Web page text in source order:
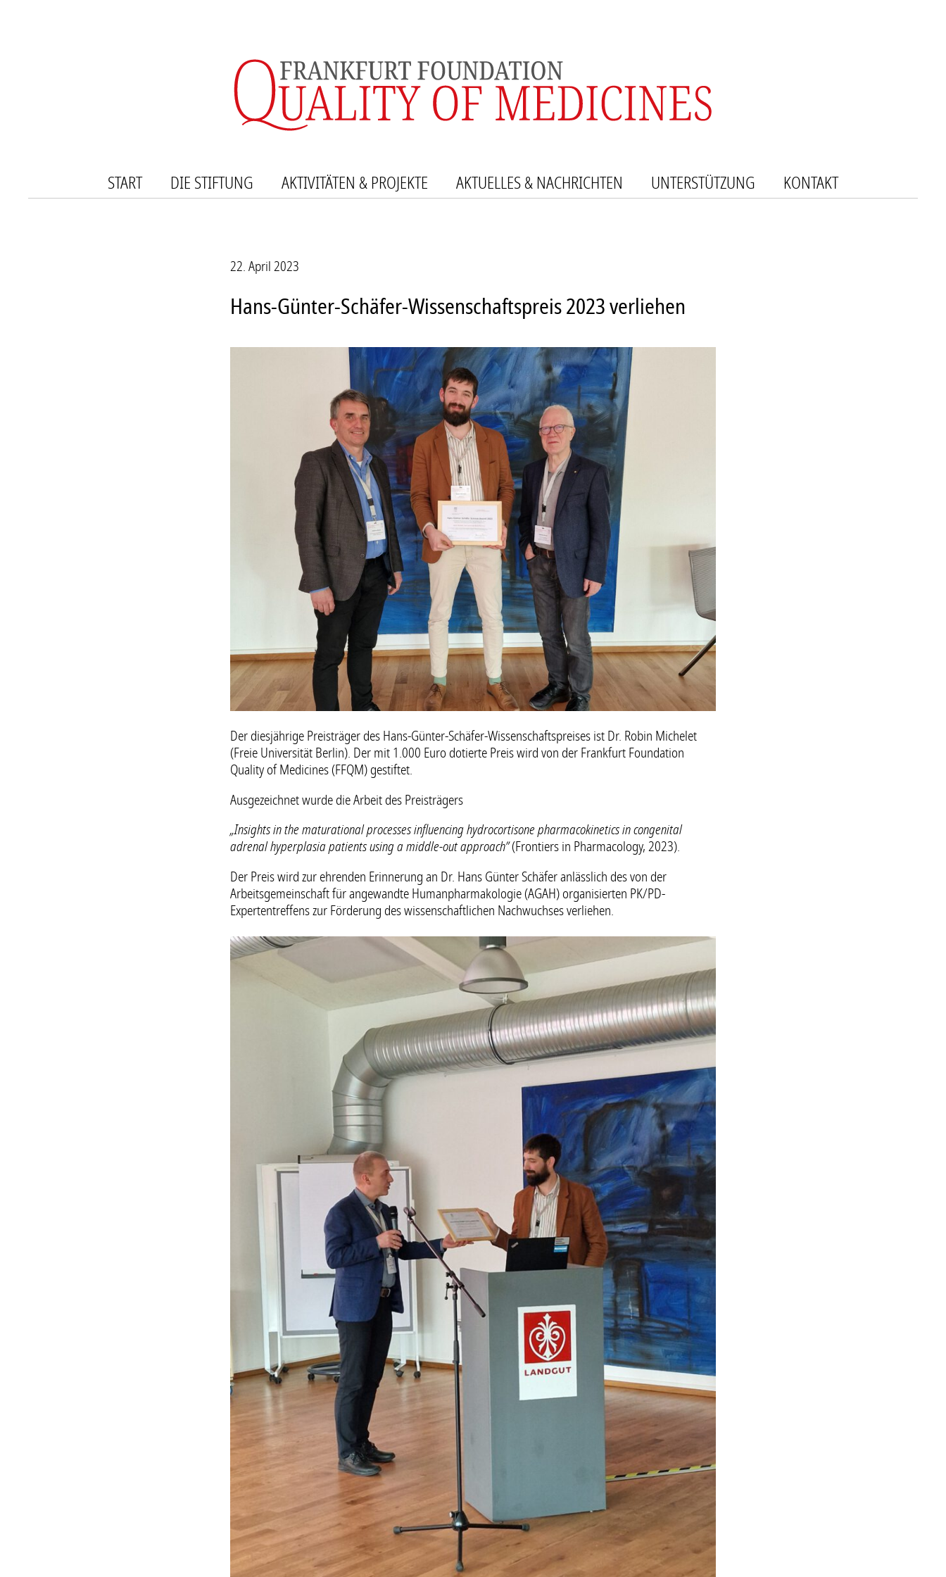
START
DIE STIFTUNG
WISSENSCHAFTLICHER BEIRAT
KOOPERATIONSPARTNER
AKTIVITÄTEN & PROJEKTE
VERANSTALTUNGEN
PUBLIKATIONEN
AKTUELLES & NACHRICHTEN UNTERSTÜTZUNG KONTAKT
22. April 2023
Hans-Günter-Schäfer-Wissenschaftspreis 2023 verliehen
Der diesjährige Preisträger des Hans-Günter-Schäfer-Wissenschaftspreises ist Dr. Robin Michelet
(Freie Universität Berlin). Der mit 1.000 Euro dotierte Preis wird von der Frankfurt Foundation
Quality of Medicines (FFQM) gestiftet.
Ausgezeichnet wurde die Arbeit des Preisträgers
„Insights in the maturational processes influencing hydrocortisone pharmacokinetics in congenital
adrenal hyperplasia patients using a middle-out approach”(Frontiers in Pharmacology, 2023).
Der Preis wird zur ehrenden Erinnerung an Dr. Hans Günter Schäfer anlässlich des von der
Arbeitsgemeinschaft für angewandte Humanpharmakologie (AGAH) organisierten PK/PD-
Expertentreffens zur Förderung des wissenschaftlichen Nachwuchses verliehen.